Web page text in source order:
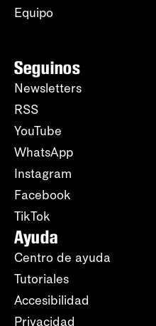
Equipo
Seguinos
Newsletters
RSS
YouTube
WhatsApp
Instagram
Facebook
TikTok
Ayuda
Centro de ayuda
Tutoriales
Accesibilidad
Privacidad